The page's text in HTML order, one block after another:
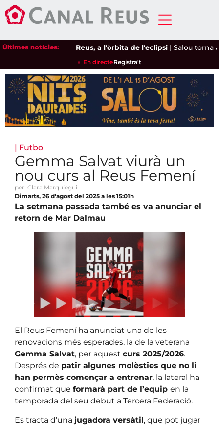
Últimes notícies: Reus, a l'òrbita de l'eclipsi|Salou torna a
En directeRegistra't
| Futbol
Gemma Salvat viurà un
nou curs al Reus Femení
per: Clara Marquiegui
Dimarts, 26 d'agost del 2025 a les 15:01h
La setmana passada també es va anunciar el
retorn de Mar Dalmau
El Reus Femení ha anunciat una de les
renovacions més esperades, la de la veterana
Gemma Salvat, per aquest curs 2025/2026.
Després de patir algunes molèsties que no li
han permès començar a entrenar, la lateral ha
confirmat que formarà part de l’equip en la
temporada del seu debut a Tercera Federació.
Es tracta d’una jugadora versàtil, que pot jugar